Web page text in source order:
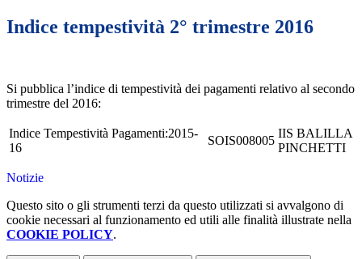
Indice tempestività 2° trimestre 2016
Si pubblica l’indice di tempestività dei pagamenti relativo al secondo
trimestre del 2016:
Indice Tempestività Pagamenti:2015-
16
SOIS008005
IIS BALILLA
PINCHETTI
Notizie
Questo sito o gli strumenti terzi da questo utilizzati si avvalgono di
cookie necessari al funzionamento ed utili alle finalità illustrate nella
COOKIE POLICY.